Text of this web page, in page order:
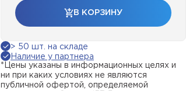
В КОРЗИНУ
> 50 шт. на складе
Наличие у партнера
*Цены указаны в информационных целях и
ни при каких условиях не являются
публичной офертой, определяемой